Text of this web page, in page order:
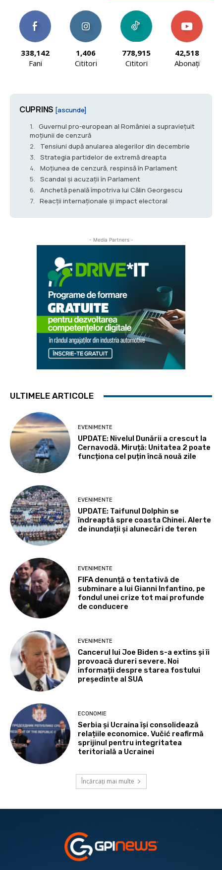
338,142
Fani
1,406
Cititori
778,915
Cititori
42,518
Abonați
CUPRINS [ascunde]
Guvernul pro-european al României a supraviețuit
moțiunii de cenzură
Tensiuni după anularea alegerilor din decembrie
Strategia partidelor de extremă dreapta
Moțiunea de cenzură, respinsă în Parlament
Scandal și acuzații în Parlament
Anchetă penală împotriva lui Călin Georgescu
Reacții internaționale și impact electoral
- Media Partners -
ULTIMELE ARTICOLE
EVENIMENTE
UPDATE: Nivelul Dunării a crescut la
Cernavodă. Miruță: Unitatea 2 poate
funcționa cel puțin încă nouă zile
EVENIMENTE
UPDATE: Taifunul Dolphin se
îndreaptă spre coasta Chinei. Alerte
de inundații și alunecări de teren
EVENIMENTE
FIFA denunță o tentativă de
subminare a lui Gianni Infantino, pe
fondul unei crize tot mai profunde
de conducere
EVENIMENTE
Cancerul lui Joe Biden s-a extins și îi
provoacă dureri severe. Noi
informații despre starea fostului
președinte al SUA
ECONOMIE
Serbia și Ucraina își consolidează
relațiile economice. Vučić reafirmă
sprijinul pentru integritatea
teritorială a Ucrainei
Încărcați mai multe